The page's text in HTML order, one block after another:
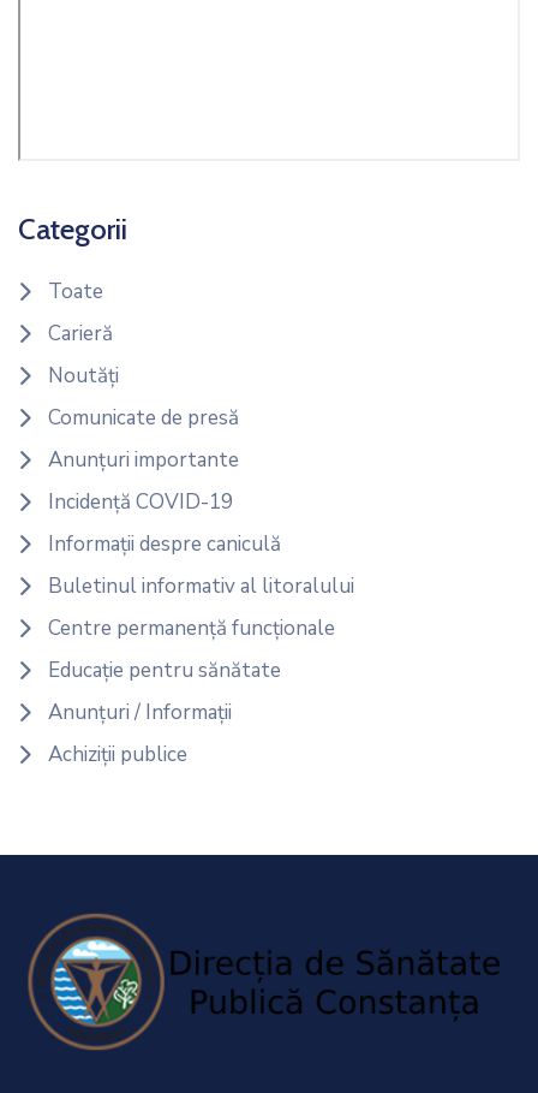
Categorii
Toate
Carieră
Noutăți
Comunicate de presă
Anunțuri importante
Incidență COVID-19
Informații despre caniculă
Buletinul informativ al litoralului
Centre permanență funcționale
Educație pentru sănătate
Anunțuri / Informații
Achiziții publice